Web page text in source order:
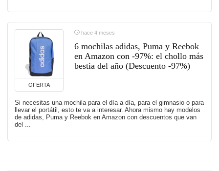
OFERTA
hace 4 meses
6 mochilas adidas, Puma y Reebok
en Amazon con -97%: el chollo más
bestia del año (Descuento -97%)
Si necesitas una mochila para el día a día, para el gimnasio o para
llevar el portátil, esto te va a interesar. Ahora mismo hay modelos
de adidas, Puma y Reebok en Amazon con descuentos que van
del ...